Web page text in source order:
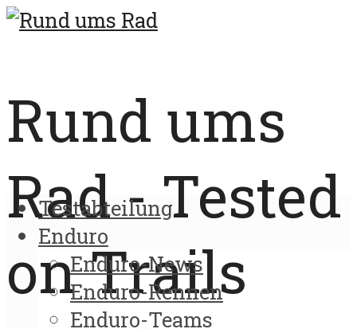
Rund ums
Rad - Tested
on Trails
Testabteilung
Enduro
Enduro-News
Enduro-Rennen
Enduro-Teams